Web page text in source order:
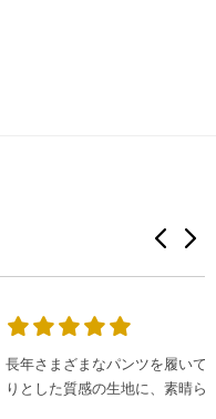
が、このズボンはしっか
に驚き...もっと見る